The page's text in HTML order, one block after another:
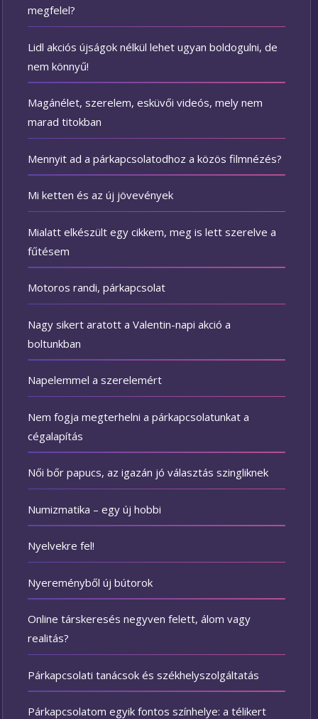
megfelel?
Lidl akciós újságok nélkül lehet ugyan boldogulni, de
nem könnyű!
Magánélet, szerelem, esküvői videós, mely nem
marad titokban
Mennyit ad a párkapcsolatodhoz a közös filmnézés?
Mi ketten és az új jövevények
Mialatt elkészült egy cikkem, meg is lett szerelve a
fűtésem
Motoros randi, párkapcsolat
Nagy sikert aratott a Valentin-napi akció a
boltunkban
Napelemmel a szerelemért
Nem fogja megterhelni a párkapcsolatunkat a
cégalapítás
Női bőr papucs, az igazán jó választás szingliknek
Numizmatika – egy új hobbi
Nyelvekre fel!
Nyereményből új bútorok
Online társkeresés negyven felett, álom vagy
realitás?
Párkapcsolati tanácsok és székhelyszolgáltatás
Párkapcsolatom egyik fontos színhelye: a télikert